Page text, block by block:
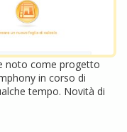
noto come progetto
in corso di
tempo. Novità di